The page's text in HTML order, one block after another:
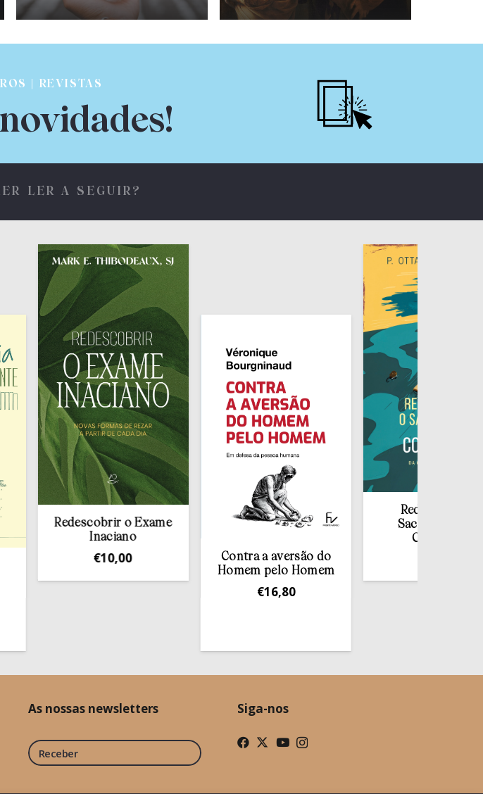
| REVISTAS
LER A SEGUIR?
Redescobrir o Exame
Contra a aversão do
Homem pelo Homem
Redescobrir o
Sacramento da
Confissão
As nossas newsletters
Receber
Siga-nos